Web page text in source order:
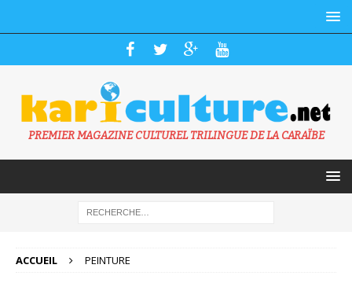
PREMIER MAGAZINE CULTUREL TRILINGUE DE LA CARAÏBE
ACCUEIL PEINTURE